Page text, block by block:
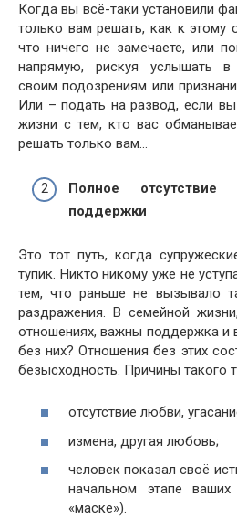
Когда вы всё-таки установили
только вам решать, как к этому
что ничего не замечаете, или
напрямую, рискуя услышать в
своим подозрениям или
Или – подать на развод, если
жизни с тем, кто вас
решать только вам…
Полное отсутствие
поддержки
Это тот путь, когда
тупик. Никто никому уже не
тем, что раньше не вызывало
раздражения. В семейной
отношениях, важны поддержка и
без них? Отношения без этих
безысходность. Причины такого
отсутствие любви,
измена, другая любовь;
человек показал своё
начальном этапе
«маске»).